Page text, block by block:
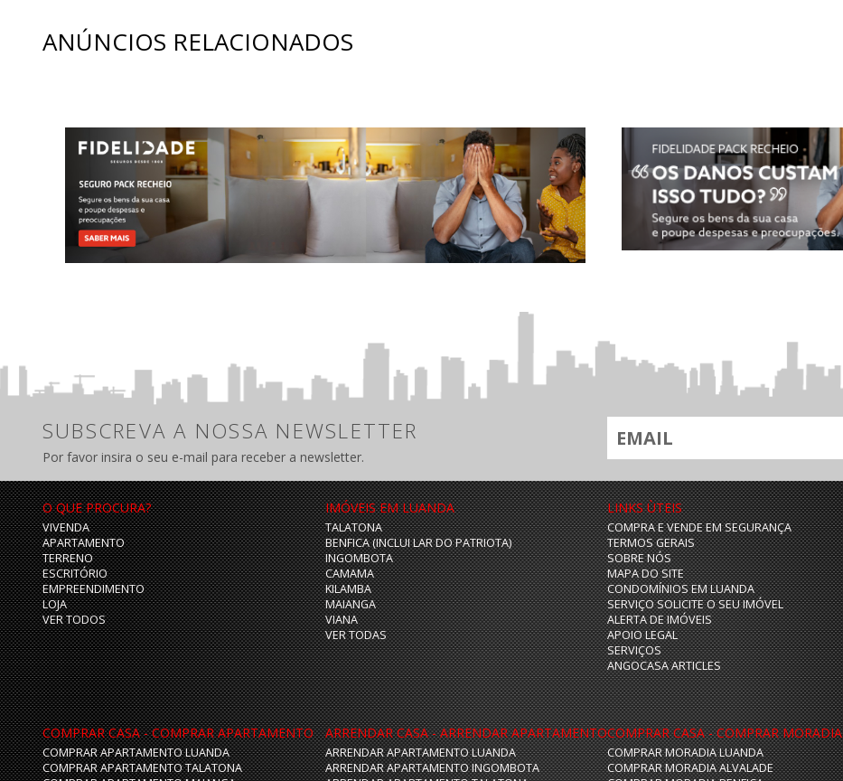
ANÚNCIOS RELACIONADOS
SUBSCREVA A NOSSA NEWSLETTER
Por favor insira o seu e-mail para receber a newsletter.
O QUE PROCURA?
VIVENDA
APARTAMENTO
TERRENO
ESCRITÓRIO
EMPREENDIMENTO
LOJA
VER TODOS
IMÓVEIS EM LUANDA
TALATONA
BENFICA (INCLUI LAR DO PATRIOTA)
INGOMBOTA
CAMAMA
KILAMBA
MAIANGA
VIANA
VER TODAS
LINKS ÙTEIS
COMPRA E VENDE EM SEGURANÇA
TERMOS GERAIS
SOBRE NÓS
MAPA DO SITE
CONDOMÍNIOS EM LUANDA
SERVIÇO SOLICITE O SEU IMÓVEL
ALERTA DE IMÓVEIS
APOIO LEGAL
SERVIÇOS
ANGOCASA ARTICLES
COMPRAR CASA - COMPRAR APARTAMENTO
COMPRAR APARTAMENTO LUANDA
COMPRAR APARTAMENTO TALATONA
ARRENDAR CASA - ARRENDAR APARTAMENTO
ARRENDAR APARTAMENTO LUANDA
ARRENDAR APARTAMENTO INGOMBOTA
COMPRAR CASA - COMPRAR MORADIA
COMPRAR MORADIA LUANDA
COMPRAR MORADIA ALVALADE